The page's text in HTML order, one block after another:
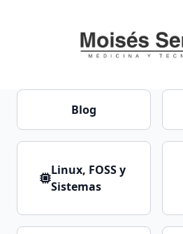
Blog
Linux, FOSS y
Sistemas